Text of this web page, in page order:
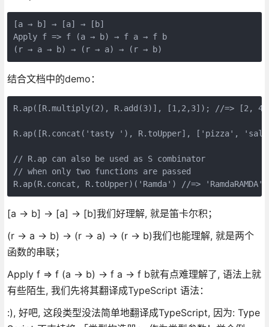
[a → b] → [a] → [b]
Apply f => f (a → b) → f a → f b
(r → a → b) → (r → a) → (r → b)
结合文档中的demo：
R.ap([R.multiply(2), R.add(3)], [1,2,3]); //=> [2,
R.ap([R.concat('tasty '), R.toUpper], ['pizza',
// R.ap can also be used as S combinator
// when only two functions are passed
R.ap(R.concat, R.toUpper)('Ramda') //=> 'RamdaRAMDA'
[a → b] → [a] → [b]我们好理解, 就是笛卡尔积；
(r → a → b) → (r → a) → (r → b)我们也能理解, 就是两个
函数的串联；
Apply f => f (a → b) → f a → f b就有点难理解了, 语法上就
有些陌生, 我们先将其翻译成TypeScript 语法：
:), 好吧, 这段类型没法简单地翻译成TypeScript, 因为: Type